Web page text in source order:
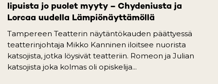
lipuista jo puolet myyty – Chydeniusta ja
Lorcaa uudella Lämpiönäyttämöllä
Tampereen Teatterin näytäntökauden päättyessä
teatterinjohtaja Mikko Kanninen iloitsee nuorista
katsojista, jotka löysivät teatteriin. Romeon ja Julian
katsojista joka kolmas oli opiskelija...